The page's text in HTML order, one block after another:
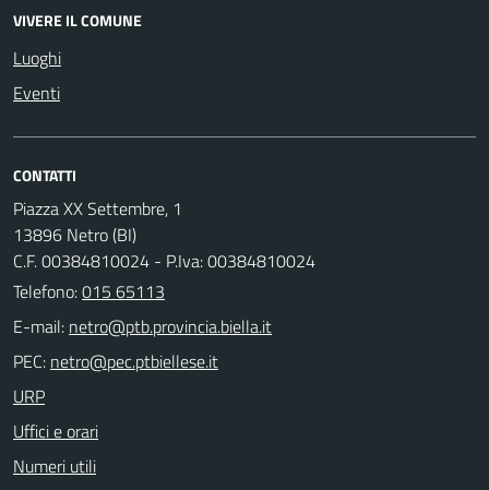
VIVERE IL COMUNE
Luoghi
Eventi
CONTATTI
Piazza XX Settembre, 1
13896 Netro (BI)
C.F. 00384810024 - P.Iva: 00384810024
Telefono:015 65113
E-mail:
PEC:
URP
Uffici e orari
Numeri utili